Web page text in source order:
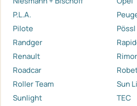
P.L.A.
Pilote
Pössl
Randger
Renault
Rimor
Roadcar
Roller Team
Sun
Sunlight
TEC